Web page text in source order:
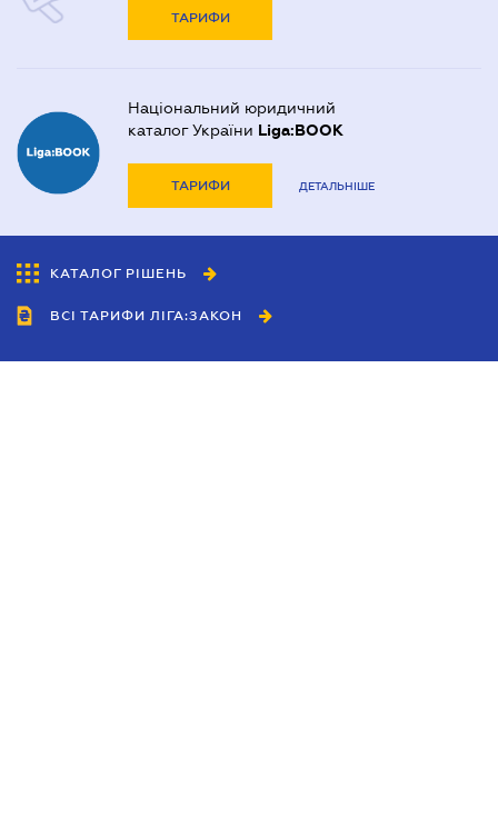
ТАРИФИ
Національний юридичний
каталог України Liga:BOOK
ТАРИФИ ДЕТАЛЬНІШЕ
КАТАЛОГ РІШЕНЬ
ВСІ ТАРИФИ ЛІГА:ЗАКОН